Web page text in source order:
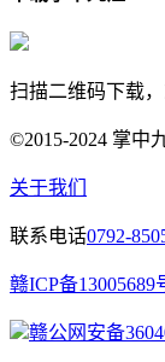
扫描二维码下载
©2015-2024 掌中
关于我们
联系电话0792-
赣ICP备13005689
赣公网安备